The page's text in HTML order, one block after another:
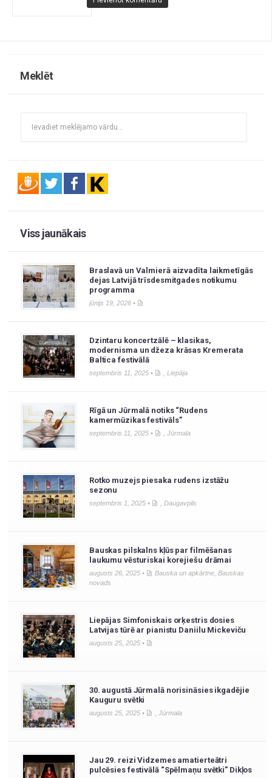
Meklēt
Viss jaunākais
Braslavā un Valmierā aizvadīta laikmetīgās
dejas Latvijā trīsdesmitgades notikumu
programma
jūnijs 19, 2026 •
Dzintaru koncertzālē – klasikas,
modernisma un džeza krāsas Kremerata
Baltica festivālā
septembris 11, 2025 • Liepāja
Rīgā un Jūrmalā notiks “Rudens
kamermūzikas festivāls”
septembris 11, 2025 • Jūrmala
Rotko muzejs piesaka rudens izstāžu
sezonu
septembris 1, 2025 • Daugavpils
Bauskas pilskalns kļūs par filmēšanas
laukumu vēsturiskai korejiešu drāmai
augusts 26, 2025 • Bauska un apkārtne, Bauskas
novads
Liepājas Simfoniskais orķestris dosies
Latvijas tūrē ar pianistu Daniilu Mickeviču
augusts 25, 2025 •
30. augustā Jūrmalā norisināsies ikgadējie
Kauguru svētki
augusts 25, 2025 • Jūrmala
Jau 29. reizi Vidzemes amatierteātri
pulcēsies festivālā “Spēlmaņu svētki” Dikļos